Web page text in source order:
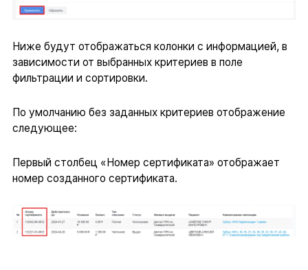
Ниже будут отображаться колонки с информацией, в
зависимости от выбранных критериев в поле
фильтрации и сортировки.
По умолчанию без заданных критериев отображение
следующее:
Первый столбец «Номер сертификата» отображает
номер созданного сертификата.